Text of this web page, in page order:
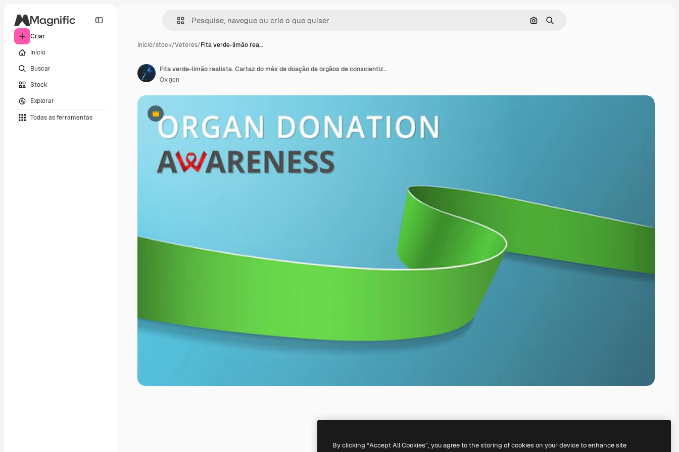
Criar
Início
Buscar
Stock
Explorar
Todas as ferramentas
Pesquisar por imagem
Buscar
Início/stock/Vetores/Fita verde-limão rea…
Premium
Fita verde-limão realista. Cartaz do mês de doação de órgãos de conscientização. Ilustração vetorial. Conceito de solidariedade do dia mundial de doação de órgãos. Símbolo da doença do cal, doenças mitocondriais, nanismo.
Oxigen
By clicking “Accept All Cookies”, you agree to the storing of cookies on your device to enhance site